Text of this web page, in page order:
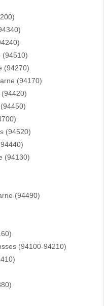
(94510)
(94270)
(94170)
(94420)
(94520)
(94130)
(94490)
(94100-94210)